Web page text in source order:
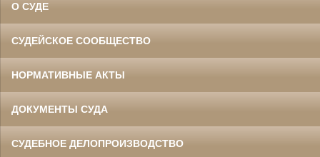
О СУДЕ
СУДЕЙСКОЕ СООБЩЕСТВО
НОРМАТИВНЫЕ АКТЫ
ДОКУМЕНТЫ СУДА
СУДЕБНОЕ ДЕЛОПРОИЗВОДСТВО